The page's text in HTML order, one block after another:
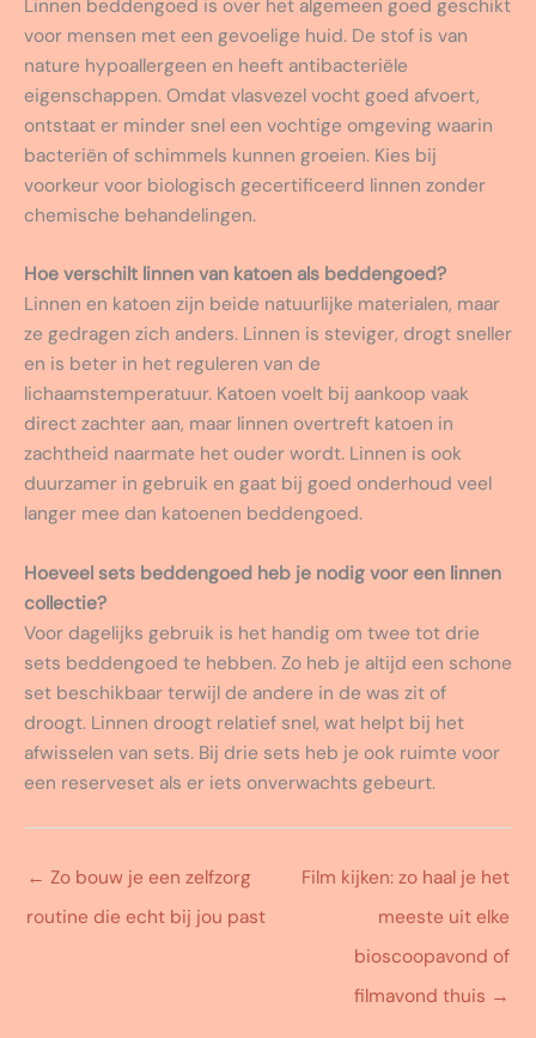
Linnen beddengoed is over het algemeen goed geschikt
voor mensen met een gevoelige huid. De stof is van
nature hypoallergeen en heeft antibacteriële
eigenschappen. Omdat vlasvezel vocht goed afvoert,
ontstaat er minder snel een vochtige omgeving waarin
bacteriën of schimmels kunnen groeien. Kies bij
voorkeur voor biologisch gecertificeerd linnen zonder
chemische behandelingen.
Hoe verschilt linnen van katoen als beddengoed?
Linnen en katoen zijn beide natuurlijke materialen, maar
ze gedragen zich anders. Linnen is steviger, drogt sneller
en is beter in het reguleren van de
lichaamstemperatuur. Katoen voelt bij aankoop vaak
direct zachter aan, maar linnen overtreft katoen in
zachtheid naarmate het ouder wordt. Linnen is ook
duurzamer in gebruik en gaat bij goed onderhoud veel
langer mee dan katoenen beddengoed.
Hoeveel sets beddengoed heb je nodig voor een linnen
collectie?
Voor dagelijks gebruik is het handig om twee tot drie
sets beddengoed te hebben. Zo heb je altijd een schone
set beschikbaar terwijl de andere in de was zit of
droogt. Linnen droogt relatief snel, wat helpt bij het
afwisselen van sets. Bij drie sets heb je ook ruimte voor
een reserveset als er iets onverwachts gebeurt.
← Zo bouw je een zelfzorg
routine die echt bij jou past
Film kijken: zo haal je het
meeste uit elke
bioscoopavond of
filmavond thuis →